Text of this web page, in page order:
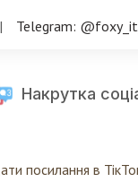
Telegram:
Накрутка
посилання в